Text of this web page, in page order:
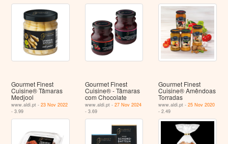
Gourmet Finest
Cuisine® Tâmaras
Medjool
www.aldi.pt -23 Nov 2022
- 3.99
Gourmet Finest
Cuisine® - Tâmaras
com Chocolate
www.aldi.pt - 27 Nov 2024
- 3.69
Gourmet Finest
Cuisine® Amêndoas
Torradas
www.aldi.pt -25 Nov 2020
- 2.49